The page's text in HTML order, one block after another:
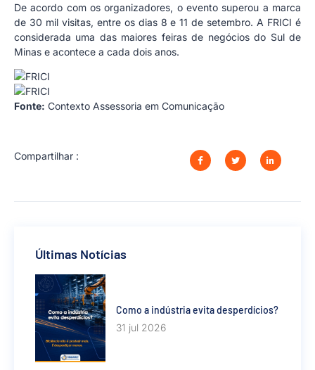
De acordo com os organizadores, o evento superou a marca
de 30 mil visitas, entre os dias 8 e 11 de setembro. A FRICI é
considerada uma das maiores feiras de negócios do Sul de
Minas e acontece a cada dois anos.
Fonte: Contexto Assessoria em Comunicação
Compartilhar :
Últimas Notícias
Como a indústria evita desperdícios?
31 jul 2026